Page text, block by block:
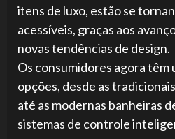
itens de luxo, estão se
acessíveis, graças aos
novas tendências de design.
Os consumidores agora têm
opções, desde as
até as modernas banheiras
sistemas de controle